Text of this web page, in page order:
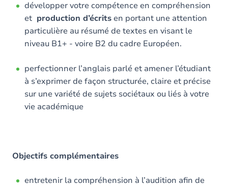
développer votre compétence en compréhension
et production d’écrits en portant une attention
particulière au résumé de textes en visant le
niveau B1+ - voire B2 du cadre Européen.
perfectionner l’anglais parlé et amener l’étudiant
à s’exprimer de façon structurée, claire et précise
sur une variété de sujets sociétaux ou liés à votre
vie académique
Objectifs complémentaires
entretenir la compréhension à l’audition afin de